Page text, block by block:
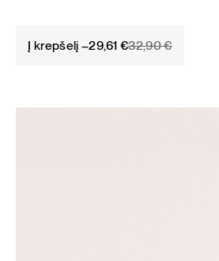
Į krepšelį – 32,90€
Original
29,61€
Current